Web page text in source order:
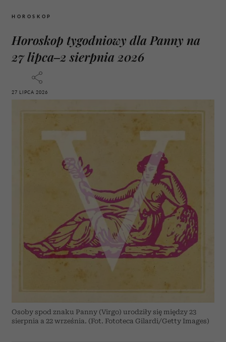
HOROSKOP
Horoskop tygodniowy dla Panny na
27 lipca–2 sierpnia 2026
27 LIPCA 2026
Osoby spod znaku Panny (Virgo) urodziły się między 23
sierpnia a 22 września. (Fot. Fototeca Gilardi/Getty Images)